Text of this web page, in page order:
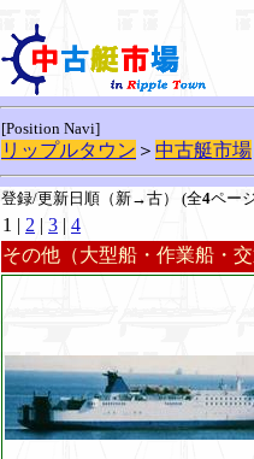
[Position Navi]
リップルタウン ＞ 中古艇市場
登録/更新日順（新→古） (全4ペー
1 | 2 | 3 | 4
その他（大型船・作業船・交